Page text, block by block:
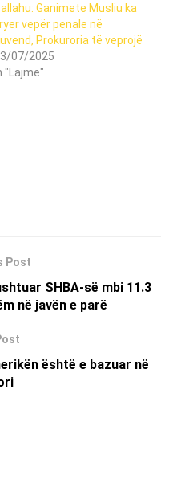
Ganimete Musliu ka
vepër penale në
Prokuroria të veprojë
07/2025
"Lajme"
Post
SHBA-së mbi 11.3
në javën e parë
është e bazuar në